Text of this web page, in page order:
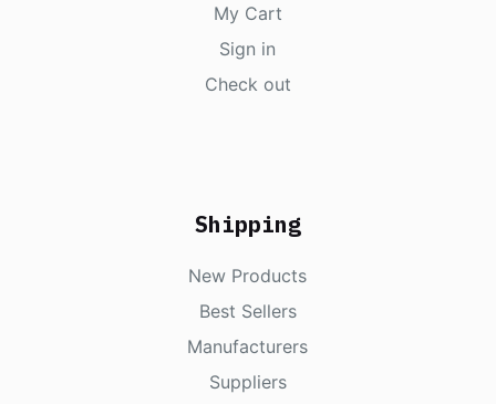
My Cart
Sign in
Check out
Shipping
New Products
Best Sellers
Manufacturers
Suppliers